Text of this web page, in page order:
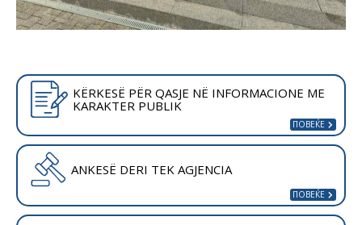
KËRKESË PËR QASJE NË INFORMACIONE ME
KARAKTER PUBLIK
ANKESË DERI TEK AGJENCIA